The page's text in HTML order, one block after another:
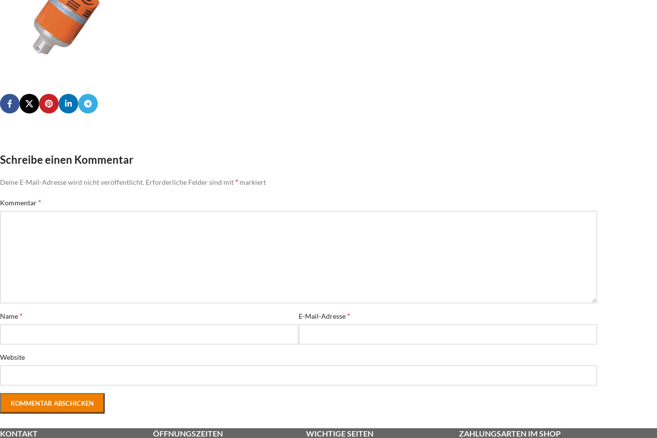
Schreibe einen Kommentar
Deine E-Mail-Adresse wird nicht veröffentlicht. Erforderliche Felder sind mit * markiert
Kommentar *
Name * E-Mail-Adresse *
Website
KONTAKT ÖFFNUNGSZEITEN WICHTIGE SEITEN ZAHLUNGSARTEN IM SHOP